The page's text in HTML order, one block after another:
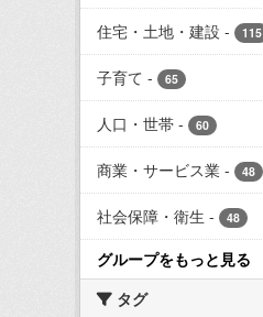
住宅・土地・建設 - 115
子育て - 65
人口・世帯 - 60
商業・サービス業 - 48
社会保障・衛生 - 48
グループをもっと見る
タグ